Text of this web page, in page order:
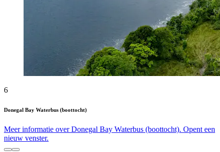
6
Donegal Bay Waterbus (boottocht)
Meer informatie over Donegal Bay Waterbus (boottocht). Opent een
nieuw venster.